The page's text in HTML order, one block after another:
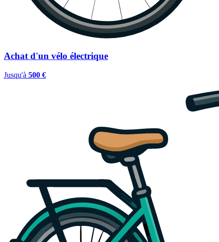
Achat d'un vélo électrique
Jusqu'à 500 €